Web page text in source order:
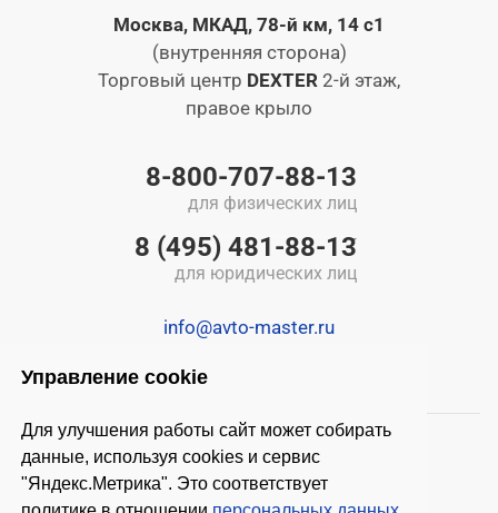
Управление cookie
Для улучшения работы сайт может собирать
данные, используя cookies и сервис
"Яндекс.Метрика". Это соответствует
Москва, МКАД, 78-й км, 14 с1
(внутренняя сторона)
Торговый центр DEXTER 2-й этаж,
правое крыло
8-800-707-88-13
для физических лиц
8 (495) 481-88-13
для юридических лиц
info@avto-master.ru